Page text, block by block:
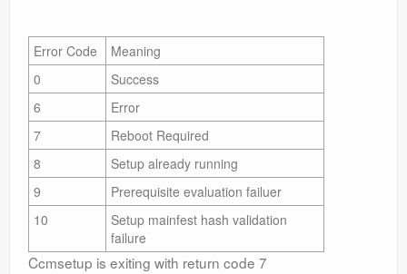
Error Code
Meaning
0
Success
6
Error
7
Reboot Required
8
Setup already running
9
Prerequisite evaluation failuer
10
Setup mainfest hash validation
failure
Ccmsetup is exiting with return code 7